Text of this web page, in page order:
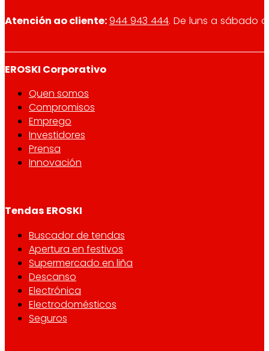
Atención ao cliente:944 943 444. De luns a sábado
EROSKI Corporativo
Quen somos
Compromisos
Emprego
Investidores
Prensa
Innovación
Tendas EROSKI
Buscador de tendas
Apertura en festivos
Supermercado en liña
Descanso
Electrónica
Electrodomésticos
Seguros